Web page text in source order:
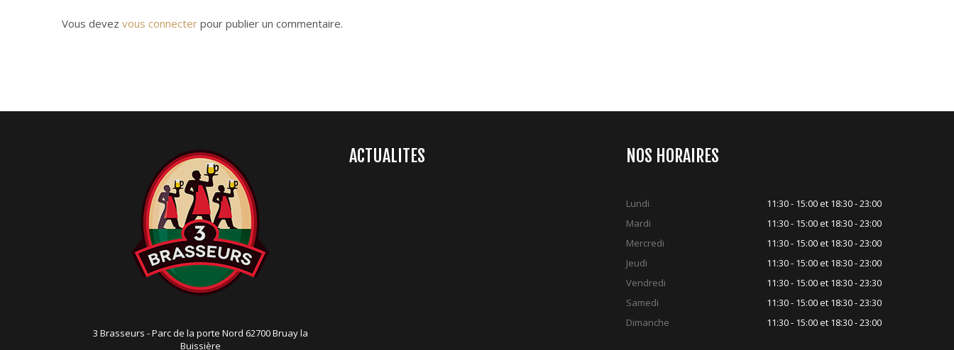
i
o
Vous devez vous connecter pour publier un commentaire.
3 Brasseurs - Parc de la porte Nord 62700 Bruay la
Buissière
ACTUALITES NOS HORAIRES
Lundi
11:30 - 15:00 et 18:30 - 23:00
Mardi
11:30 - 15:00 et 18:30 - 23:00
Mercredi
11:30 - 15:00 et 18:30 - 23:00
Jeudi
11:30 - 15:00 et 18:30 - 23:00
Vendredi
11:30 - 15:00 et 18:30 - 23:30
Samedi
11:30 - 15:00 et 18:30 - 23:30
Dimanche
11:30 - 15:00 et 18:30 - 23:00